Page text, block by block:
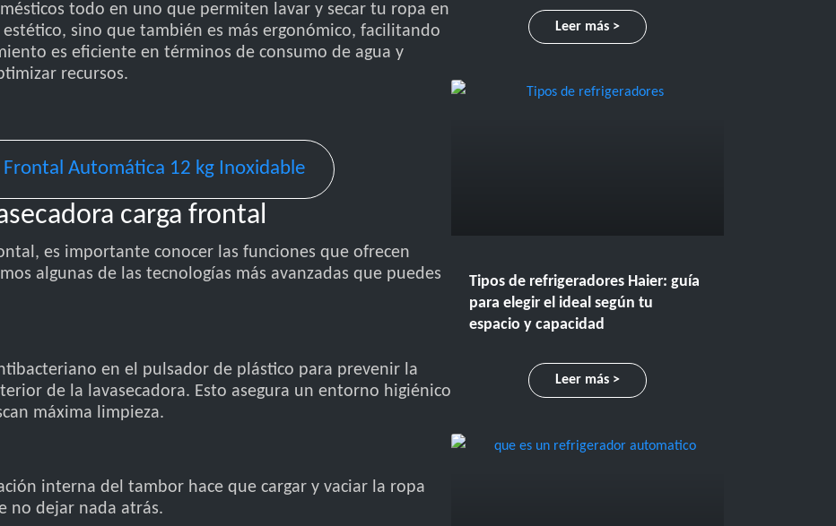
todo en uno que permiten lavar y secar tu ropa en
sino que también es más ergonómico, facilitando
es eficiente en términos de consumo de agua y
recursos.
Frontal Automática 12 kg Inoxidable
carga frontal
es importante conocer las funciones que ofrecen
algunas de las tecnologías más avanzadas que puedes
en el pulsador de plástico para prevenir la
de la lavasecadora. Esto asegura un entorno higiénico
máxima limpieza.
interna del tambor hace que cargar y vaciar la ropa
no dejar nada atrás.
Leer más >
Tipos de refrigeradores Haier: guía
para elegir el ideal según tu
espacio y capacidad
Leer más >